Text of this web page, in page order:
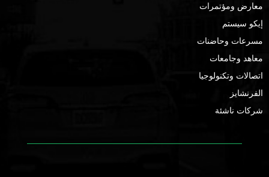
معارض ومؤتمرات
إيكو سيستم
مسرعات وحاضنات
معاهد وجامعات
اتصالات وتكنولوجيا
الفرنشايز
شركات ناشئة